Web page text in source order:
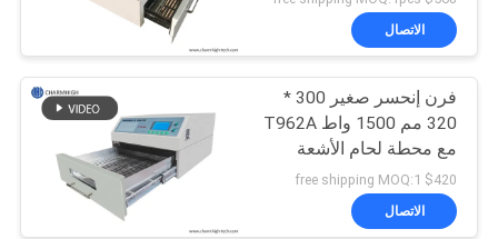
معلومات
جولة
المصنع
خط إنتاج SMT
35
التدفق بالأشعة تحت
الحمراء
الاتصال
فرن إنحسر صغير 300 *
320 مم 1500 واط T962A
مع محطة لحام الأشعة
تحت الحمراء سخان IC
العادم
$420 free shipping MOQ:1
الاتصال